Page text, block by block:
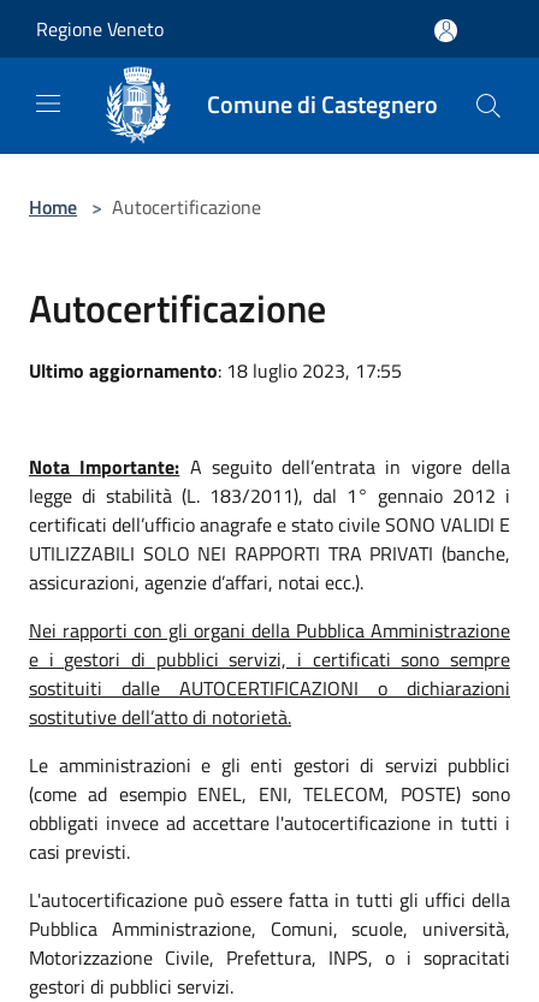
Regione Veneto
Comune di Castegnero
Home > Autocertificazione
Autocertificazione
Ultimo aggiornamento: 18 luglio 2023, 17:55
Nota Importante: A seguito dell’entrata in vigore della
legge di stabilità (L. 183/2011), dal 1° gennaio 2012 i
certificati dell’ufficio anagrafe e stato civile SONO VALIDI E
UTILIZZABILI SOLO NEI RAPPORTI TRA PRIVATI (banche,
assicurazioni, agenzie d’affari, notai ecc.).
Nei rapporti con gli organi della Pubblica Amministrazione
e i gestori di pubblici servizi, i certificati sono sempre
sostituiti dalle AUTOCERTIFICAZIONI o dichiarazioni
sostitutive dell’atto di notorietà.
Le amministrazioni e gli enti gestori di servizi pubblici
(come ad esempio ENEL, ENI, TELECOM, POSTE) sono
obbligati invece ad accettare l'autocertificazione in tutti i
casi previsti.
L'autocertificazione può essere fatta in tutti gli uffici della
Pubblica Amministrazione, Comuni, scuole, università,
Motorizzazione Civile, Prefettura, INPS, o i sopracitati
gestori di pubblici servizi.